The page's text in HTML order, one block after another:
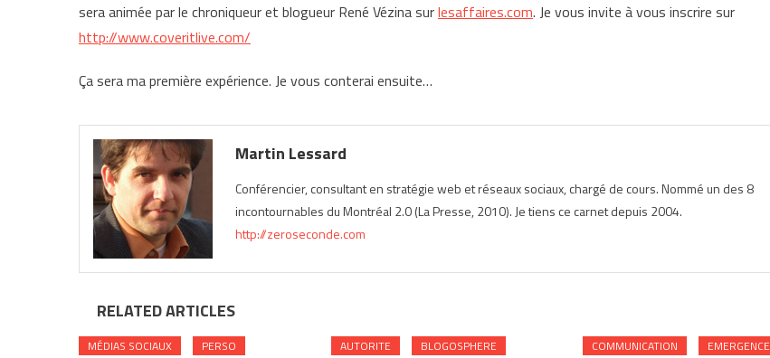
sera animée par le chroniqueur et blogueur René Vézina surlesaffaires.com. Je vous invite à vous inscrire sur
http://www.coveritlive.com/
Ça sera ma première expérience. Je vous conterai ensuite…
Martin Lessard
Conférencier, consultant en stratégie web et réseaux sociaux, chargé de cours. Nommé un des 8
incontournables du Montréal 2.0 (La Presse, 2010). Je tiens ce carnet depuis 2004.
http://zeroseconde.com
RELATED ARTICLES
MÉDIAS SOCIAUX PERSO AUTORITE BLOGOSPHERE COMMUNICATION EMERGENCE